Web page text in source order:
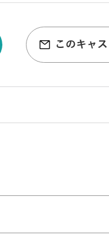
このキャ